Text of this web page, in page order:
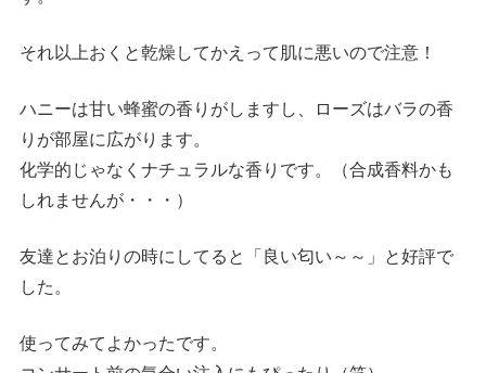
それ以上おくと乾燥してかえって肌に悪いので注意！
ハニーは甘い蜂蜜の香りがしますし、ローズはバラの香
りが部屋に広がります。
化学的じゃなくナチュラルな香りです。（合成香料かも
しれませんが・・・）
友達とお泊りの時にしてると「良い匂い～～」と好評で
した。
使ってみてよかったです。